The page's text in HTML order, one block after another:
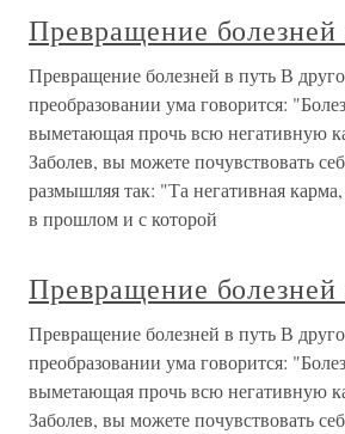
Превращение болезней
Превращение болезней в путь В
преобразовании ума говорится:
выметающая прочь всю негативную
Заболев, вы можете почувствовать
размышляя так: "Та негативная
в прошлом и с которой
Превращение болезней
Превращение болезней в путь В
преобразовании ума говорится:
выметающая прочь всю негативную
Заболев, вы можете почувствовать